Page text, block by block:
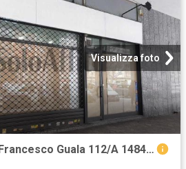
Visualizza foto
2 vetrine Via Pietro Francesco Guala 112/A 1484 bilocale 100mq